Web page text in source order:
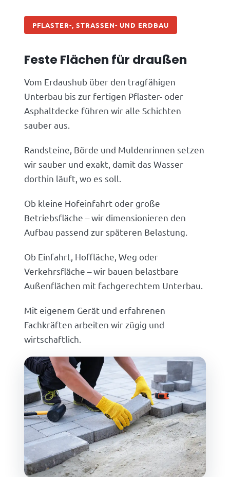
PFLASTER-, STRASSEN- UND ERDBAU
Feste Flächen für draußen
Vom Erdaushub über den tragfähigen
Unterbau bis zur fertigen Pflaster- oder
Asphaltdecke führen wir alle Schichten
sauber aus.
Randsteine, Börde und Muldenrinnen setzen
wir sauber und exakt, damit das Wasser
dorthin läuft, wo es soll.
Ob kleine Hofeinfahrt oder große
Betriebsfläche – wir dimensionieren den
Aufbau passend zur späteren Belastung.
Ob Einfahrt, Hoffläche, Weg oder
Verkehrsfläche – wir bauen belastbare
Außenflächen mit fachgerechtem Unterbau.
Mit eigenem Gerät und erfahrenen
Fachkräften arbeiten wir zügig und
wirtschaftlich.